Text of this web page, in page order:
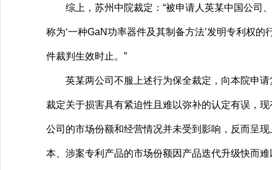
综上，苏州中院裁定：“被申请人英某中国公司、
称为‘一种GaN功率器件及其制备方法’发明专利权
件裁判生效时止。”
英某两公司不服上述行为保全裁定，向本院申请
裁定关于损害具有紧迫性且难以弥补的认定有误，
公司的市场份额和经营情况并未受到影响，反而呈
本、涉案专利产品的市场份额因产品迭代升级快而